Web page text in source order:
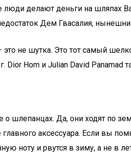
делают деньги на шляпах
Дем Гвасалия,
не шутка. Это тот самый
Hom и Julian David Panamad
Да, они ходят по
аксессуара. Если вы
ноту и рвутся в зиму, а не в